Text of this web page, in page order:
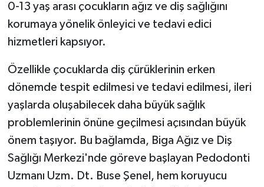
0-13 yaş arası çocukların ağız ve diş sağlığını
korumaya yönelik önleyici ve tedavi edici
hizmetleri kapsıyor.
Özellikle çocuklarda diş çürüklerinin erken
dönemde tespit edilmesi ve tedavi edilmesi, ileri
yaşlarda oluşabilecek daha büyük sağlık
problemlerinin önüne geçilmesi açısından büyük
önem taşıyor. Bu bağlamda, Biga Ağız ve Diş
Sağlığı Merkezi'nde göreve başlayan Pedodonti
Uzmanı Uzm. Dt. Buse Şenel, hem koruyucu